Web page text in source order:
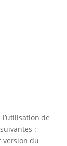
de
:
version du